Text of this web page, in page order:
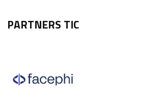
PARTNERS TIC